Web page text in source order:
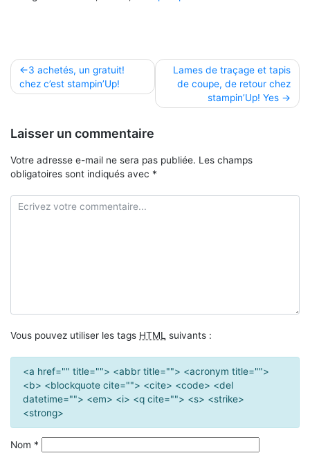
Navigation
de
3 achetés, un gratuit!
chez c’est stampin’Up!
Lames de traçage et tapis
de coupe, de retour chez
stampin’Up! Yes
Laisser un commentaire
Votre adresse e-mail ne sera pas publiée. Les champs
obligatoires sont indiqués avec *
Vous pouvez utiliser les tags HTML suivants :
<a href="" title=""> <abbr title=""> <acronym title="">
<b> <blockquote cite=""> <cite> <code> <del
datetime=""> <em> <i> <q cite=""> <s> <strike>
<strong>
Nom *